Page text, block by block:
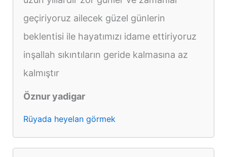
geçiriyoruz ailecek güzel günlerin
beklentisi ile hayatımızı idame ettiriyoruz
inşallah sıkıntıların geride kalmasına az
kalmıştır
Öznur yadigar
Rüyada heyelan görmek